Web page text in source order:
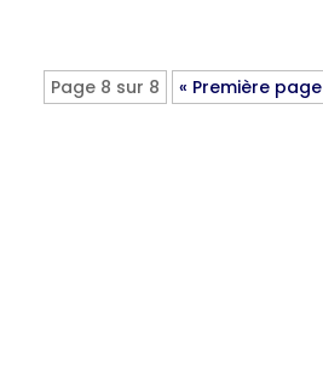
Page 8 sur 8 « Première page